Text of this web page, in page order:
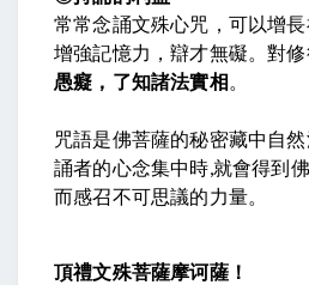
常常念誦文殊心咒，可以增
增強記憶力，辯才無礙。對
愚癡，了知諸法實相。
咒語是佛菩薩的秘密藏中自
誦者的心念集中時,就會得到
而感召不可思議的力量。
頂禮文殊菩薩摩诃薩！